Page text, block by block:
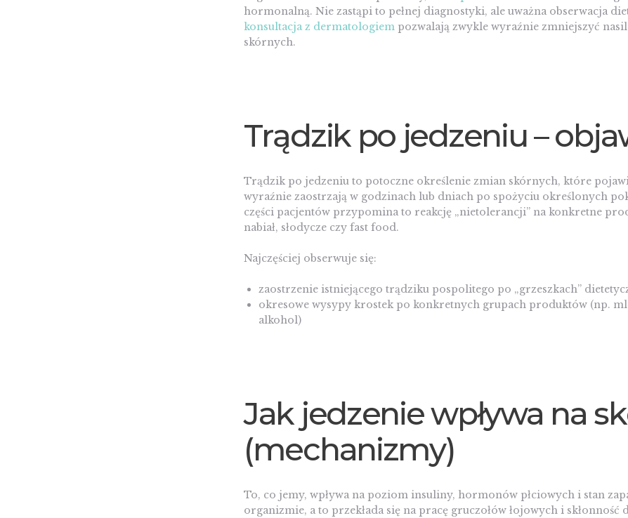
hormonalną. Nie zastąpi to pełnej diagnostyki, ale uważna obserwacja
konsultacja z dermatologiem pozwalają zwykle wyraźnie zmniejszyć
skórnych.
Trądzik po jedzeniu –
Trądzik po jedzeniu to potoczne określenie zmian skórnych, które
wyraźnie zaostrzają w godzinach lub dniach po spożyciu określonych
części pacjentów przypomina to reakcję „nietolerancji” na konkretne
nabiał, słodycze czy fast food.
Najczęściej obserwuje się:
zaostrzenie istniejącego trądziku pospolitego po „grzeszkach”
okresowe wysypy krostek po konkretnych grupach produktów (np.
alkohol)
Jak jedzenie wpływa na
(mechanizmy)
To, co jemy, wpływa na poziom insuliny, hormonów płciowych i stan
organizmie, a to przekłada się na pracę gruczołów łojowych i skłonność